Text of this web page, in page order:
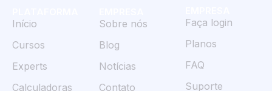
Início
Cursos
Experts
Calculadoras
Sobre nós
Blog
Notícias
Contato
Faça login
Planos
FAQ
Suporte